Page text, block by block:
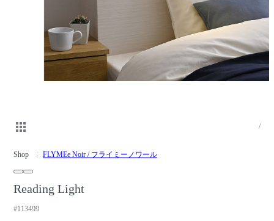
/
Shop FLYMEe Noir / フライミーノワール
Reading Light
#113499